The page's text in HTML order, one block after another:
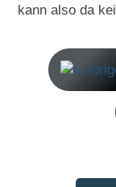
kann also da